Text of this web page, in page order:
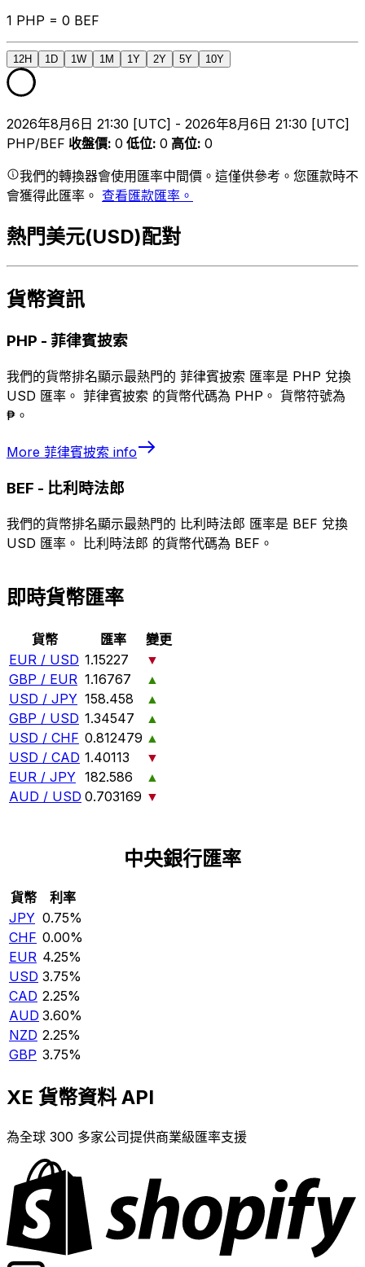
1 PHP = 0 BEF
12H 1D 1W 1M 1Y 2Y 5Y 10Y
2026年8月6日 21:30 [UTC] - 2026年8月6日 21:30 [UTC]
PHP/BEF 收盤價: 0 低位: 0 高位: 0
我們的轉換器會使用匯率中間價。這僅供參考。您匯款時不
會獲得此匯率。 查看匯款匯率。
熱門美元(USD)配對
貨幣資訊
PHP - 菲律賓披索
我們的貨幣排名顯示最熱門的 菲律賓披索 匯率是 PHP 兌換
USD 匯率。 菲律賓披索 的貨幣代碼為 PHP。 貨幣符號為
₱。
More 菲律賓披索 info
BEF - 比利時法郎
我們的貨幣排名顯示最熱門的 比利時法郎 匯率是 BEF 兌換
USD 匯率。 比利時法郎 的貨幣代碼為 BEF。
即時貨幣匯率
貨幣 匯率
變更
EUR / USD 1.15227
▼
GBP / EUR 1.16767
▲
USD / JPY 158.458
▲
GBP / USD 1.34547
▲
USD / CHF 0.812479 ▲
USD / CAD 1.40113
▼
EUR / JPY 182.586
▲
AUD / USD 0.703169 ▼
中央銀行匯率
貨幣
利率
JPY 0.75%
CHF 0.00%
EUR 4.25%
USD 3.75%
CAD 2.25%
AUD 3.60%
NZD 2.25%
GBP 3.75%
XE 貨幣資料 API
為全球 300 多家公司提供商業級匯率支援